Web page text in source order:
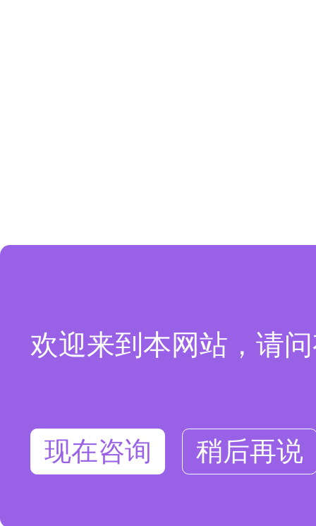
欢迎来到本网站，请
现在咨询 稍后再说